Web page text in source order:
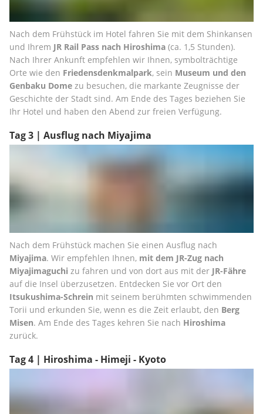
Nach dem Frühstück im Hotel fahren Sie mit dem Shinkansen
und Ihrem JR Rail Pass nach Hiroshima (ca. 1,5 Stunden).
Nach Ihrer Ankunft empfehlen wir Ihnen, symbolträchtige
Orte wie den Friedensdenkmalpark, sein Museum und den
Genbaku Dome zu besuchen, die markante Zeugnisse der
Geschichte der Stadt sind. Am Ende des Tages beziehen Sie
Ihr Hotel und haben den Abend zur freien Verfügung.
Tag 3 | Ausflug nach Miyajima
Miyajima. Wir empfehlen Ihnen, mit dem JR-Zug nach
Miyajimaguchi zu fahren und von dort aus mit der JR-Fähre
auf die Insel überzusetzen. Entdecken Sie vor Ort den
Itsukushima-Schrein mit seinem berühmten schwimmenden
Torii und erkunden Sie, wenn es die Zeit erlaubt, den Berg
Misen. Am Ende des Tages kehren Sie nach Hiroshima
zurück.
Tag 4 | Hiroshima - Himeji - Kyoto